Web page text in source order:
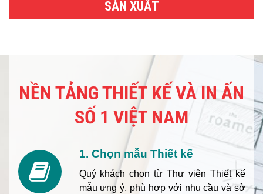
SẢN XUẤT
NỀN TẢNG THIẾT KẾ VÀ IN ẤN
SỐ 1 VIỆT NAM
1. Chọn mẫu Thiết kế
Quý khách chọn từ Thư viện Thiết kế
mẫu ưng ý, phù hợp với nhu cầu và sở